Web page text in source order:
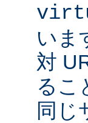
いま
対
るこ
同じ